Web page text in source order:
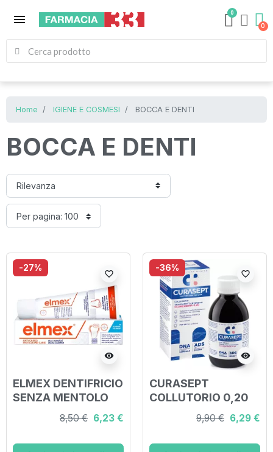
menu 0
Home IGIENE E COSMESI BOCCA E DENTI
BOCCA E DENTI
-27%
visibility
favorite_border
ELMEX DENTIFRICIO
SENZA MENTOLO
8,50 € 6,23 €
-36%
visibility
favorite_border
CURASEPT
COLLUTORIO 0,20
ADS + DNA 200 ML
9,90 € 6,29 €